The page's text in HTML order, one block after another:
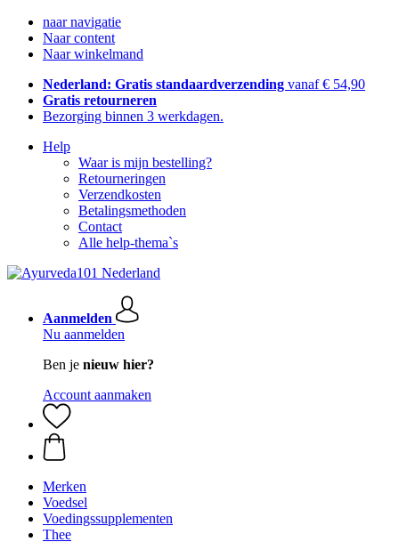
naar navigatie
Naar content
Naar winkelmand
Nederland: Gratis standaardverzending vanaf € 54,90
Gratis retourneren
Bezorging binnen 3 werkdagen.
Help
Waar is mijn bestelling?
Retourneringen
Verzendkosten
Betalingsmethoden
Contact
Alle help-thema`s
Aanmelden
Nu aanmelden
Ben je nieuw hier?
Account aanmaken
Merken
Voedsel
Voedingssupplementen
Thee